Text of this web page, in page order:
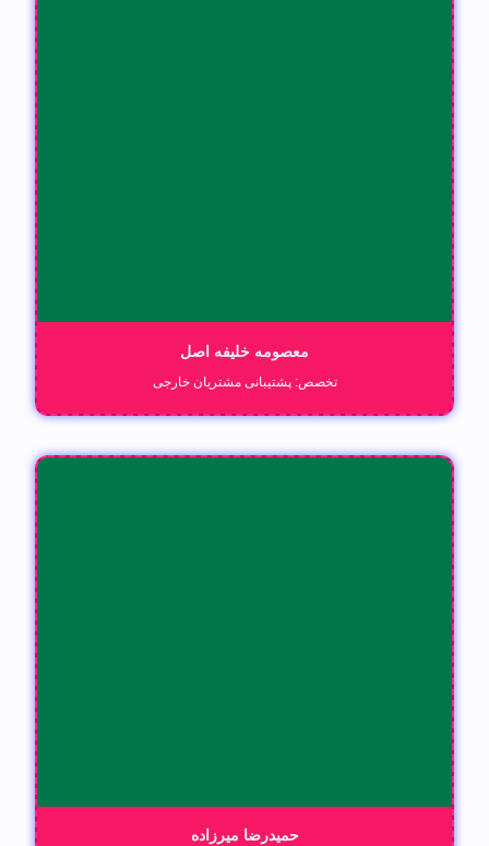
معصومه خلیفه اصل
تخصص: پشتیبانی مشتریان خارجی
حمیدرضا میرزاده